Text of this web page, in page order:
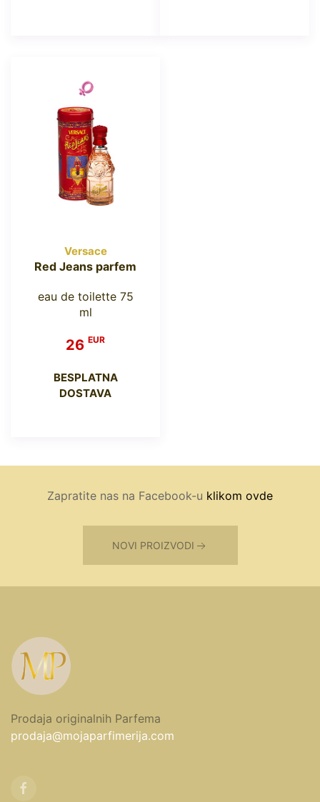
Versace
Red Jeans parfem
eau de toilette 75
ml
26 EUR
BESPLATNA
DOSTAVA
Zapratite nas na Facebook-u klikom ovde
NOVI PROIZVODI
Prodaja originalnih Parfema
prodaja@mojaparfimerija.com